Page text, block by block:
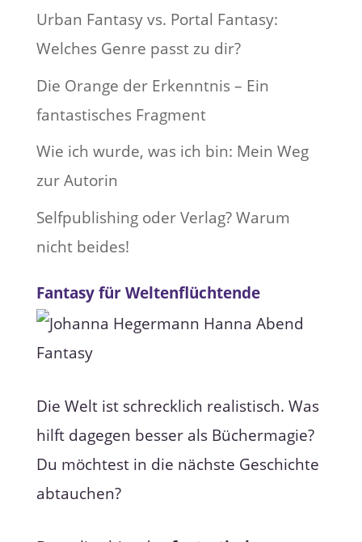
Urban Fantasy vs. Portal Fantasy:
Welches Genre passt zu dir?
Die Orange der Erkenntnis – Ein
fantastisches Fragment
Wie ich wurde, was ich bin: Mein Weg
zur Autorin
Selfpublishing oder Verlag? Warum
nicht beides!
Fantasy für Weltenflüchtende
Die Welt ist schrecklich realistisch. Was
hilft dagegen besser als Büchermagie?
Du möchtest in die nächste Geschichte
abtauchen?